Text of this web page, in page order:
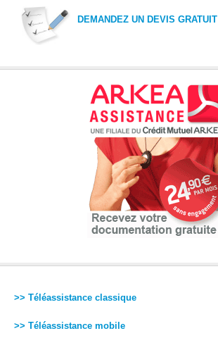
DEMANDEZ UN DEVIS GRATUIT
>> Téléassistance classique
>> Téléassistance mobile